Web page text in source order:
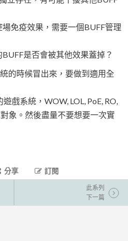
免疫效果，需要一個BUFF管理
是否會被其他效果蓋掉？
的時候冒出來，要做到適用全
戲系統，WOW, LOL, PoE, RO,
象。然後盡量不要想要一次實
分享 訂閱
此系列
下一篇